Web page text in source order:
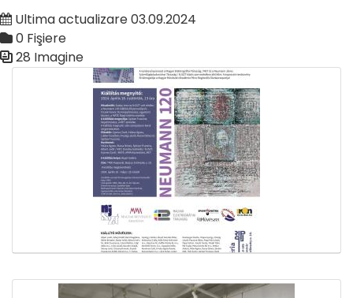
Ultima actualizare 03.09.2024
0 Fişiere
28 Imagine
Galerie media